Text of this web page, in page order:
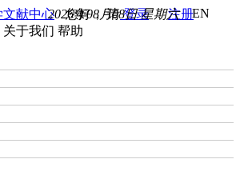
您好， 请登录 注册EN
2026年08月08日 星期六
关于我们 帮助